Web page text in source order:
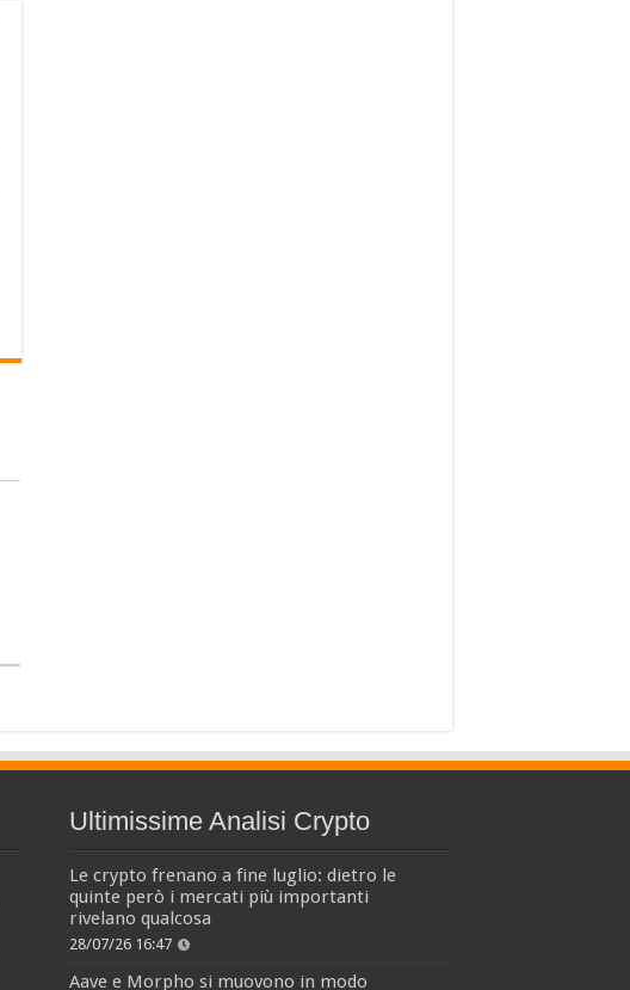
Ultimissime Analisi Crypto
Le crypto frenano a fine luglio: dietro le
quinte però i mercati più importanti
rivelano qualcosa
28/07/26 16:47
Aave e Morpho si muovono in modo